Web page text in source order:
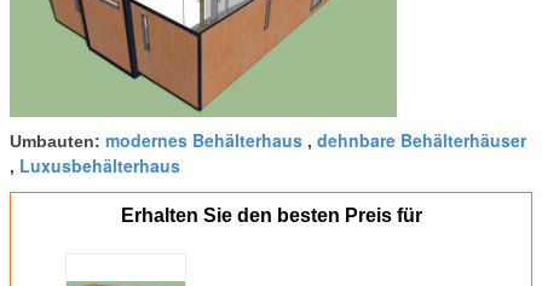
Umbauten: modernes Behälterhaus , dehnbare Behälterhäuser
, Luxusbehälterhaus
Erhalten Sie den besten Preis für